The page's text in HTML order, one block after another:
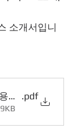
소개서입니
사업 서비스 소
.pdf